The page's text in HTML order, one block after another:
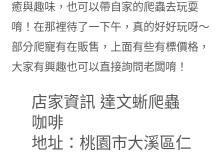
癒與趣味，也可以帶自家的爬蟲去玩耍
唷！在那裡待了一下午，真的好好玩呀～
部分爬寵有在販售，上面有些有標價格，
大家有興趣也可以直接詢問老闆唷！
店家資訊 達文蜥爬蟲
咖啡
地址：桃園市大溪區仁